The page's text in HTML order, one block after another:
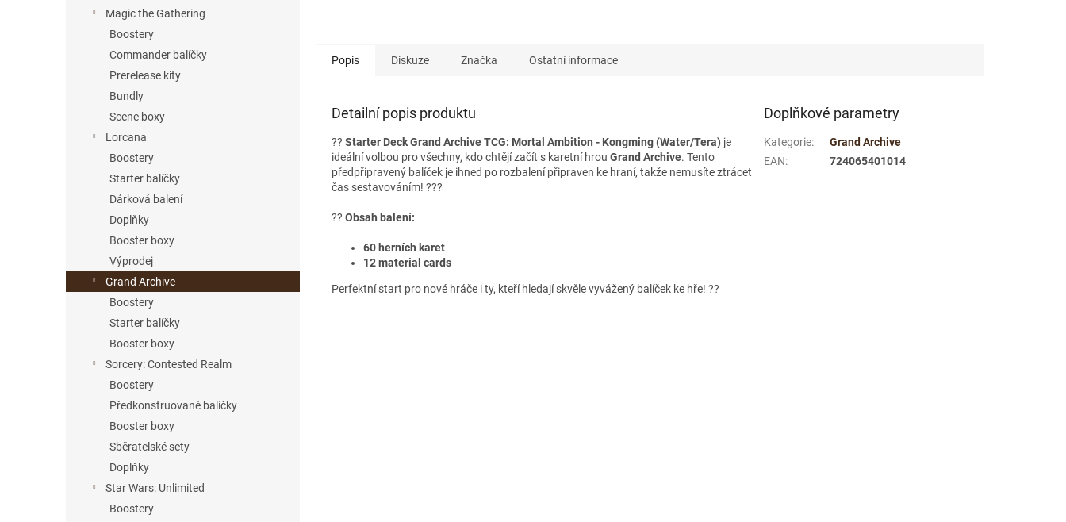
Magic the Gathering
Boostery
Commander balíčky
Prerelease kity
Bundly
Scene boxy
Lorcana
Boostery
Starter balíčky
Dárková balení
Doplňky
Booster boxy
Výprodej
Grand Archive
Boostery
Starter balíčky
Booster boxy
Sorcery: Contested Realm
Boostery
Předkonstruované balíčky
Booster boxy
Sběratelské sety
Doplňky
Star Wars: Unlimited
Boostery
Popis Diskuze Značka Ostatní informace
Detailní popis produktu
?? Starter Deck Grand Archive TCG: Mortal Ambition - Kongming (Water/Tera) je
ideální volbou pro všechny, kdo chtějí začít s karetní hrou Grand Archive. Tento
předpřipravený balíček je ihned po rozbalení připraven ke hraní, takže nemusíte ztrácet
čas sestavováním! ???
?? Obsah balení:
60 herních karet
12 material cards
Perfektní start pro nové hráče i ty, kteří hledají skvěle vyvážený balíček ke hře! ??
Doplňkové parametry
Kategorie:
Grand Archive
EAN: 724065401014